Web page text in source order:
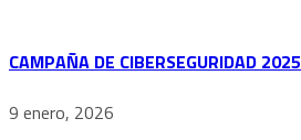
CAMPAÑA DE CIBERSEGURIDAD 2025
9 enero, 2026